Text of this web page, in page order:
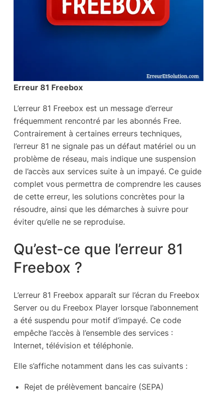
Erreur 81 Freebox
L’erreur 81 Freebox est un message d’erreur
fréquemment rencontré par les abonnés Free.
Contrairement à certaines erreurs techniques,
l’erreur 81 ne signale pas un défaut matériel ou un
problème de réseau, mais indique une suspension
de l’accès aux services suite à un impayé. Ce guide
complet vous permettra de comprendre les causes
de cette erreur, les solutions concrètes pour la
résoudre, ainsi que les démarches à suivre pour
éviter qu’elle ne se reproduise.
Qu’est-ce que l’erreur 81
Freebox ?
L’erreur 81 Freebox apparaît sur l’écran du Freebox
Server ou du Freebox Player lorsque l’abonnement
a été suspendu pour motif d’impayé. Ce code
empêche l’accès à l’ensemble des services :
Internet, télévision et téléphonie.
Elle s’affiche notamment dans les cas suivants :
Rejet de prélèvement bancaire (SEPA)